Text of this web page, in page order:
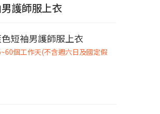
護師服上衣
短袖男護師服上衣
個工作天(不含週六日及國定假